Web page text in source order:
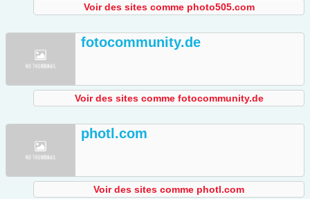
Voir des sites comme photo505.com
fotocommunity.de
Voir des sites comme fotocommunity.de
photl.com
Voir des sites comme photl.com